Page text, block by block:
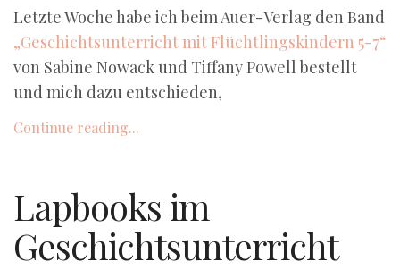
Letzte Woche habe ich beim Auer-Verlag den Band
„Geschichtsunterricht mit Flüchtlingskindern 5-7“
von Sabine Nowack und Tiffany Powell bestellt
und mich dazu entschieden,
Continue reading...
Lapbooks im
Geschichtsunterricht